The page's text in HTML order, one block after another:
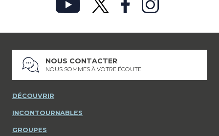
NOUS CONTACTER
NOUS SOMMES À VOTRE ÉCOUTE
DÉCOUVRIR
INCONTOURNABLES
GROUPES